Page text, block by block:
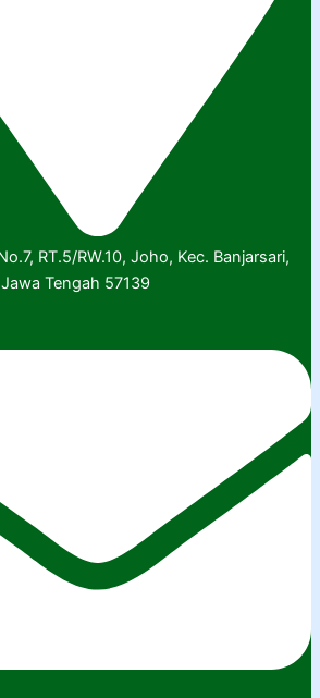
RT.5/RW.10, Joho, Kec. Banjarsari,
Tengah 57139